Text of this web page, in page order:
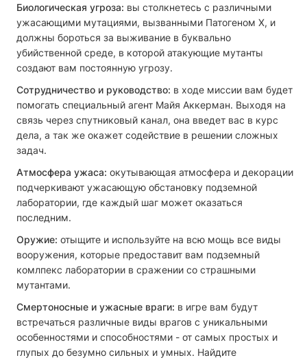
Биологическая угроза: вы столкнетесь с различными
ужасающими мутациями, вызванными Патогеном X, и
должны бороться за выживание в буквально
убийственной среде, в которой атакующие мутанты
создают вам постоянную угрозу.
Сотрудничество и руководство: в ходе миссии вам будет
помогать специальный агент Майя Аккерман. Выходя на
связь через спутниковый канал, она введет вас в курс
дела, а так же окажет содействие в решении сложных
задач.
Атмосфера ужаса: окутывающая атмосфера и декорации
подчеркивают ужасающую обстановку подземной
лаборатории, где каждый шаг может оказаться
последним.
Оружие: отыщите и используйте на всю мощь все виды
вооружения, которые предоставит вам подземный
комлпекс лаборатории в сражении со страшными
мутантами.
Смертоносные и ужасные враги: в игре вам будут
встречаться различные виды врагов с уникальными
особенностями и способностями - от самых простых и
глупых до безумно сильных и умных. Найдите